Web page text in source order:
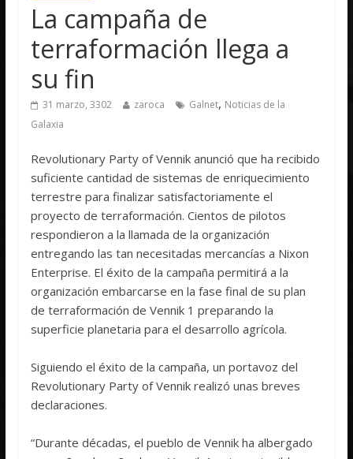
La campaña de
terraformación llega a
su fin
31 marzo, 3302 zaroca Galnet, Noticias de la
Galaxia
Revolutionary Party of Vennik anunció que ha recibido
suficiente cantidad de sistemas de enriquecimiento
terrestre para finalizar satisfactoriamente el
proyecto de terraformación. Cientos de pilotos
respondieron a la llamada de la organización
entregando las tan necesitadas mercancías a Nixon
Enterprise. El éxito de la campaña permitirá a la
organización embarcarse en la fase final de su plan
de terraformación de Vennik 1 preparando la
superficie planetaria para el desarrollo agrícola.
Siguiendo el éxito de la campaña, un portavoz del
Revolutionary Party of Vennik realizó unas breves
declaraciones.
“Durante décadas, el pueblo de Vennik ha albergado